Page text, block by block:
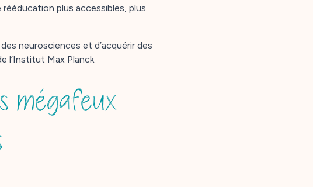
rééducation plus accessibles, plus
neurosciences et d’acquérir des
l’Institut Max Planck.
mégafeux